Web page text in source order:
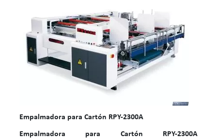
Empalmadora para Cartón RPY-2300A
Empalmadora para Cartón RPY-2300A